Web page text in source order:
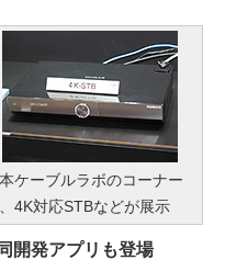
ケーブルラボのコーナー
4K対応STBなどが展示
開発アプリも登場